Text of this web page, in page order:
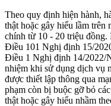
Theo quy định hiện hành,
thật hoặc gây hiểu lầm trên
chính từ 10 - 20 triệu
Điều 101 Nghị định 15/
Điều 1 Nghị định 14/2022/
nhiệm khi sử dụng dịch vụ
được thiết lập thông qua
phạm còn bị buộc gỡ bỏ
thật hoặc gây hiểu nhầm